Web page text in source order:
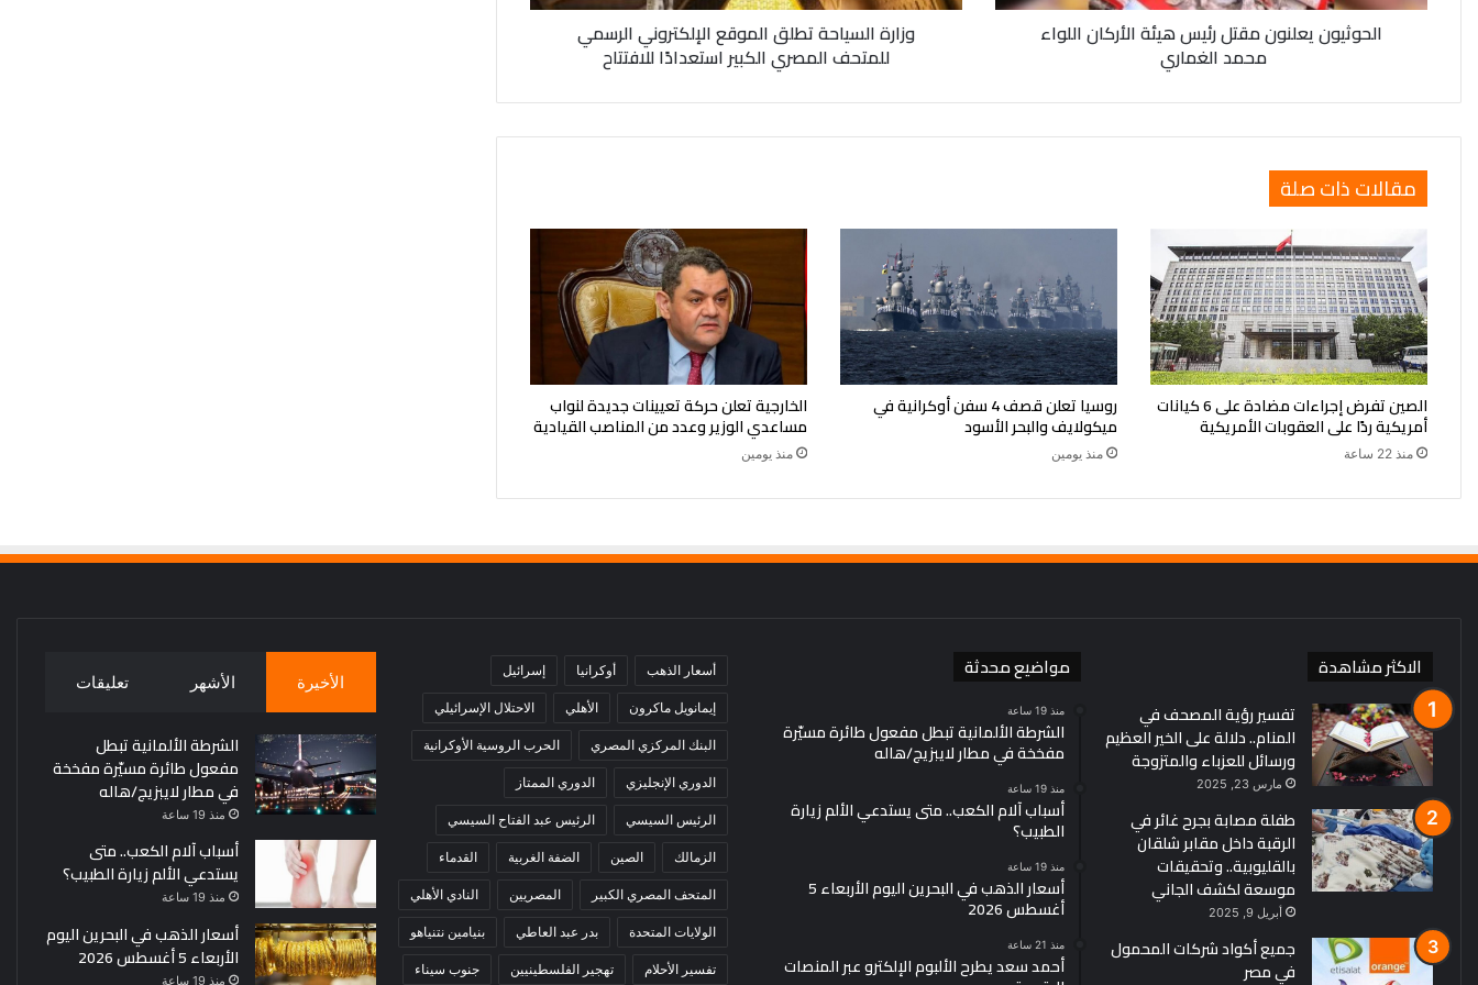
الغماري
الحوثيون يعلنون مقتل رئيس هيئة الأركان اللواء
محمد الغماري
الكبير
استعدادًاوزارة السياحة تطلق الموقع الإلكتروني الرسمي
للمتحف المصري الكبير استعدادًا للافتتاح
مقالات ذات صلة
الصين تفرض إجراءات مضادة على 6 كيانات
أمريكية ردًا على العقوبات الأمريكية
منذ 22 ساعة
روسيا تعلن قصف 4 سفن أوكرانية في
ميكولايف والبحر الأسود
منذ يومين
الخارجية تعلن حركة تعيينات جديدة لنواب
مساعدي الوزير وعدد من المناصب القيادية
منذ يومين
الاكثر مشاهدة
تفسير رؤية المصحف في
المنام.. دلالة على الخير العظيم
ورسائل للعزباء والمتزوجة
مارس 23, 2025
طفلة مصابة بجرح غائر في
الرقبة داخل مقابر شلقان
بالقليوبية.. وتحقيقات
موسعة لكشف الجاني
أبريل 9, 2025
جميع أكواد شركات المحمول
في مصر
مواضيع محدثة
منذ 19 ساعة
الشرطة الألمانية تبطل مفعول طائرة مسيّرة
مفخخة في مطار لايبزيج/هاله
منذ 19 ساعة
أسباب آلام الكعب.. متى يستدعي الألم زيارة
الطبيب؟
منذ 19 ساعة
أسعار الذهب في البحرين اليوم الأربعاء 5
أغسطس 2026
منذ 21 ساعة
أحمد سعد يطرح الألبوم الإلكترو عبر المنصات
أسعار الذهب أوكرانيا إسرائيل
إيمانويل ماكرون الأهلي الاحتلال الإسرائيلي
البنك المركزي المصري الحرب الروسية الأوكرانية
الدوري الإنجليزي الدوري الممتاز
الرئيس السيسي الرئيس عبد الفتاح السيسي
الزمالك الصين الضفة الغربية القدماء
المتحف المصري الكبير المصريين النادي الأهلي
الولايات المتحدة بدر عبد العاطي بنيامين نتنياهو
تفسير الأحلام تهجير الفلسطينيين جنوب سيناء
الأخيرة الأشهر تعليقات
الشرطة الألمانية تبطل
مفعول طائرة مسيّرة مفخخة
في مطار لايبزيج/هاله
منذ 19 ساعة
أسباب آلام الكعب.. متى
يستدعي الألم زيارة الطبيب؟
منذ 19 ساعة
أسعار الذهب في البحرين اليوم
الأربعاء 5 أغسطس 2026
منذ 19 ساعة